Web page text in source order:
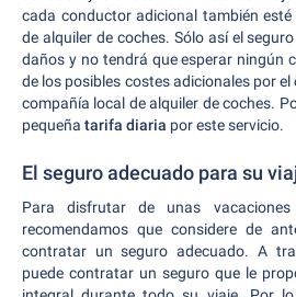
cada conductor adicional también
de alquiler de coches. Sólo así el
daños y no tendrá que esperar ningún
de los posibles costes adicionales por
compañía local de alquiler de coches.
pequeña tarifa diaria por este servicio.
El seguro adecuado para su
Para disfrutar de unas
recomendamos que considere de
contratar un seguro adecuado. A
puede contratar un seguro que le